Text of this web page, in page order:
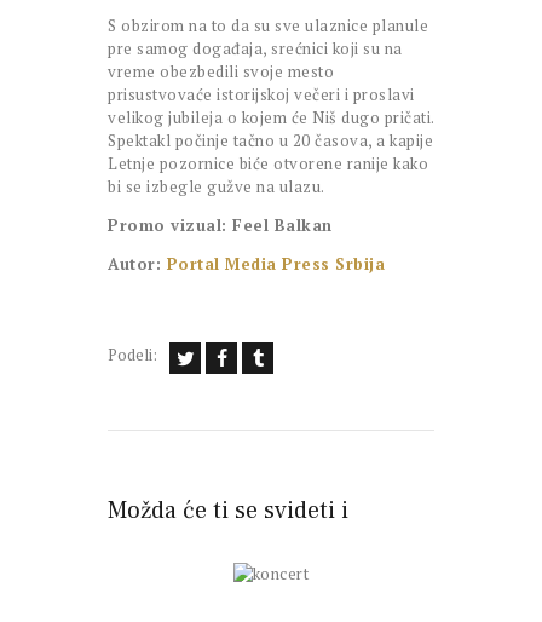
S obzirom na to da su sve ulaznice planule
pre samog događaja, srećnici koji su na
vreme obezbedili svoje mesto
prisustvovaće istorijskoj večeri i proslavi
velikog jubileja o kojem će Niš dugo pričati.
Spektakl počinje tačno u 20 časova, a kapije
Letnje pozornice biće otvorene ranije kako
bi se izbegle gužve na ulazu.
Promo vizual: Feel Balkan
Autor: Portal Media Press Srbija
Podeli:
Možda će ti se svideti i